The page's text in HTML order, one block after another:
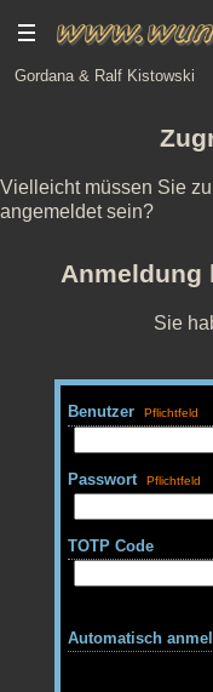
Gordana & Ralf Kistowski
Vielleicht müssen Sie
angemeldet sein?
Anmeldung
Sie
Benutzer
Passwort
TOTP Code
Automatisch